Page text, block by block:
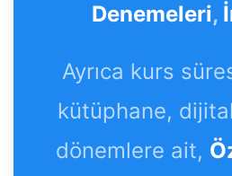
Denemeleri,
Ayrıca kurs
kütüphane,
dönemlere ait,